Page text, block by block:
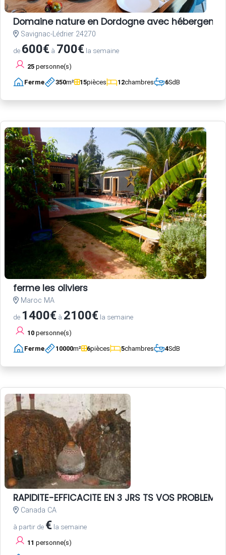
Domaine nature en Dordogne avec
Savignac-Lédrier 24270
de 600€ à 700€ la semaine
25 personne(s)
Ferme 350m² 15pièces 12chambres 6SdB
ferme les oliviers
Maroc MA
de 1400€ à 2100€ la semaine
10 personne(s)
Ferme 10000m² 6pièces 5chambres 4SdB
RAPIDITE-EFFICACITE EN 3 JRS TS VOS
Canada CA
à partir de € la semaine
11 personne(s)